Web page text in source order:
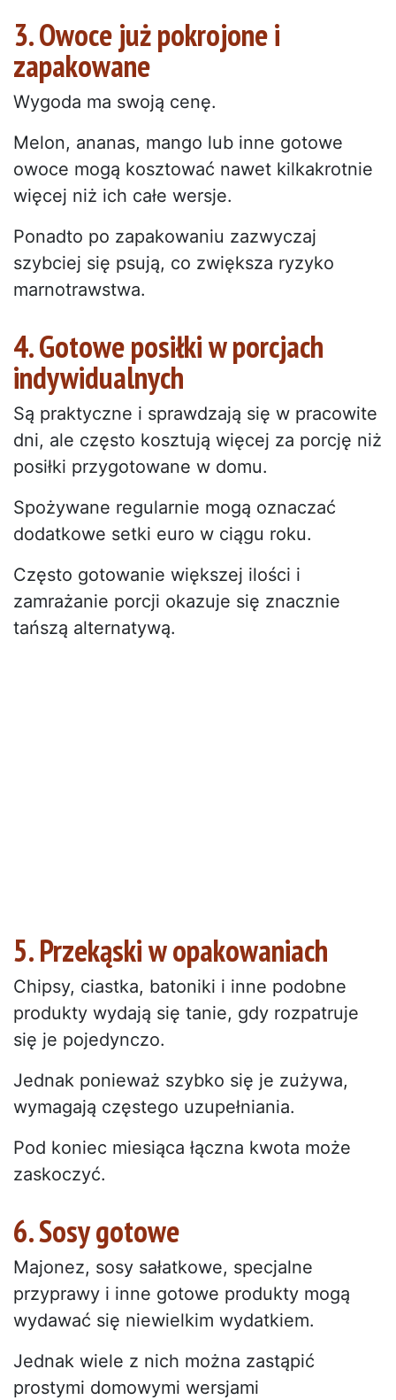
3. Owoce już pokrojone i
zapakowane
Wygoda ma swoją cenę.
Melon, ananas, mango lub inne gotowe
owoce mogą kosztować nawet kilkakrotnie
więcej niż ich całe wersje.
Ponadto po zapakowaniu zazwyczaj
szybciej się psują, co zwiększa ryzyko
marnotrawstwa.
4. Gotowe posiłki w porcjach
indywidualnych
Są praktyczne i sprawdzają się w pracowite
dni, ale często kosztują więcej za porcję niż
posiłki przygotowane w domu.
Spożywane regularnie mogą oznaczać
dodatkowe setki euro w ciągu roku.
Często gotowanie większej ilości i
zamrażanie porcji okazuje się znacznie
tańszą alternatywą.
5. Przekąski w opakowaniach
Chipsy, ciastka, batoniki i inne podobne
produkty wydają się tanie, gdy rozpatruje
się je pojedynczo.
Jednak ponieważ szybko się je zużywa,
wymagają częstego uzupełniania.
Pod koniec miesiąca łączna kwota może
zaskoczyć.
6. Sosy gotowe
Majonez, sosy sałatkowe, specjalne
przyprawy i inne gotowe produkty mogą
wydawać się niewielkim wydatkiem.
Jednak wiele z nich można zastąpić
prostymi domowymi wersjami